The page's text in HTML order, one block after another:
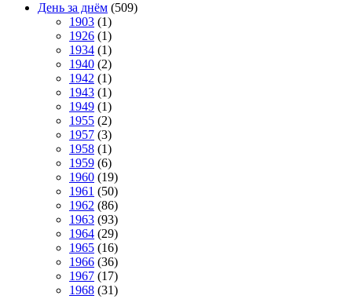
День за днём (509)
1903 (1)
1926 (1)
1934 (1)
1940 (2)
1942 (1)
1943 (1)
1949 (1)
1955 (2)
1957 (3)
1958 (1)
1959 (6)
1960 (19)
1961 (50)
1962 (86)
1963 (93)
1964 (29)
1965 (16)
1966 (36)
1967 (17)
1968 (31)